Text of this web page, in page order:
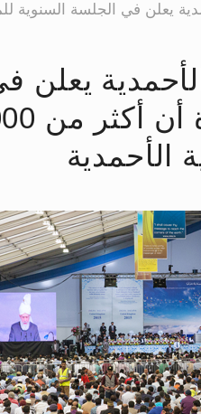
إلى حضرة امير
زكريا يطرس وأعداء
الإسراء والمعراج >>
خاتم النبيين صلى الله
وأحكامه >>
السنوية للمملكة المتحدة أن أكثر من
يعلن
الأحمدية